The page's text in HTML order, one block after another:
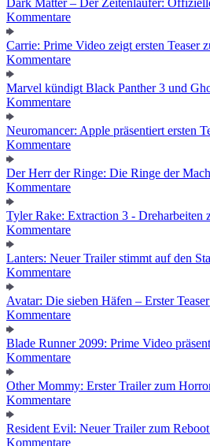
Kommentare
Carrie: Prime Video zeigt ersten Teaser
Kommentare
Marvel kündigt Black Panther 3 und
Kommentare
Neuromancer: Apple präsentiert ersten
Kommentare
Der Herr der Ringe: Die Ringe der
Kommentare
Tyler Rake: Extraction 3 - Dreharbeiten
Kommentare
Lanters: Neuer Trailer stimmt auf den
Kommentare
Avatar: Die sieben Häfen – Erster
Kommentare
Blade Runner 2099: Prime Video
Kommentare
Other Mommy: Erster Trailer zum
Kommentare
Resident Evil: Neuer Trailer zum
Kommentare